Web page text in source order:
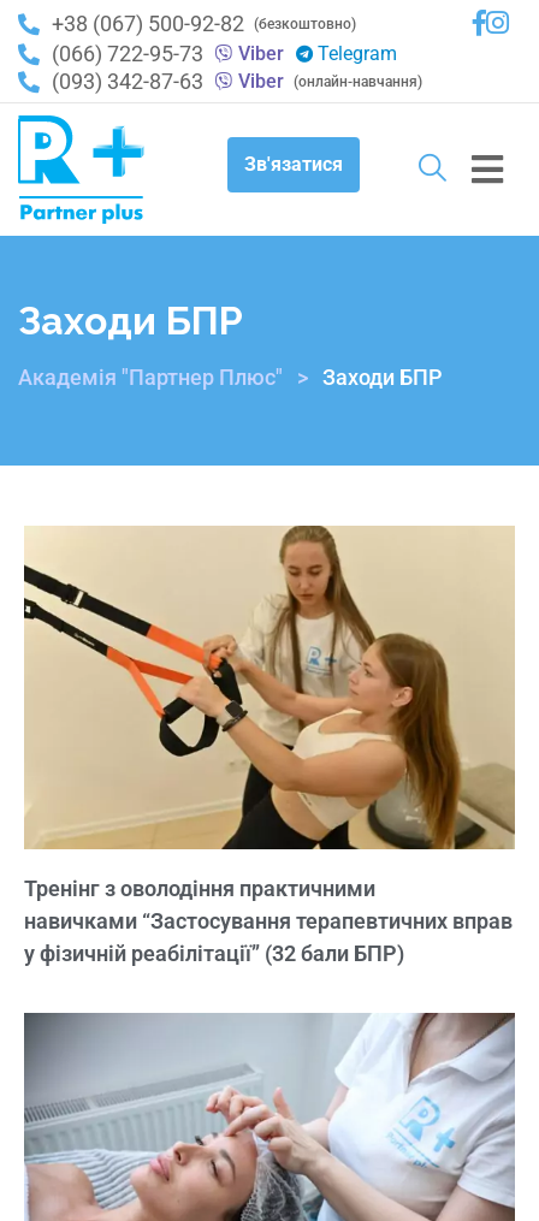
+38 (067) 500-92-82 (безкоштовно)
(066) 722-95-73 Viber Telegram
(093) 342-87-63 Viber (онлайн-навчання)
Зв'язатися
Заходи БПР
Академія "Партнер Плюс" > Заходи БПР
Тренінг з оволодіння практичними
навичками “Застосування терапевтичних вправ
у фізичній реабілітації” (32 бали БПР)